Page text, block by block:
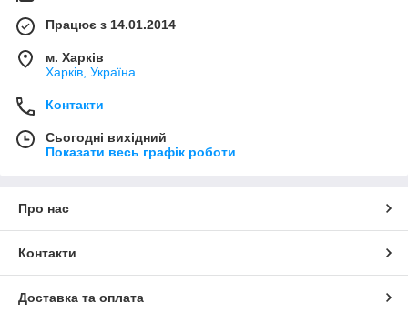
Працює з 14.01.2014
м. Харків
Харків, Україна
Контакти
Сьогодні вихідний
Показати весь графік роботи
Про нас
Контакти
Доставка та оплата